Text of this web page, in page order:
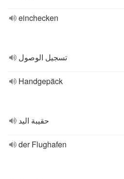
einchecken
تسجيل الوصول
Handgepäck
حقيبة اليد
der Flughafen